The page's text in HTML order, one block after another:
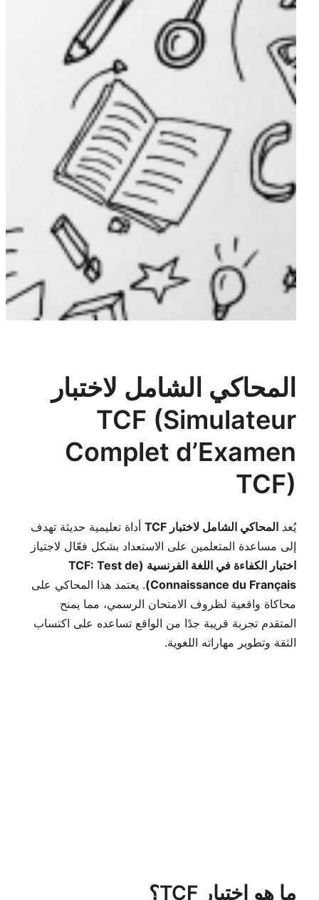
المحاكي الشامل لاختبار
TCF (Simulateur
Complet d’Examen
TCF)
يُعد المحاكي الشامل لاختبار TCF
أداة تعليمية حديثة تهدف
إلى مساعدة المتعلمين على الاستعداد بشكل فعّال لاجتياز
اختبار الكفاءة في اللغة الفرنسية (TCF: Test de
Connaissance du Français) . يعتمد هذا المحاكي على
محاكاة واقعية لظروف الامتحان الرسمي، مما يمنح
المتقدم تجربة قريبة جدًا من الواقع تساعده على اكتساب
الثقة وتطوير مهاراته اللغوية.
ما هو اختبار TCF؟